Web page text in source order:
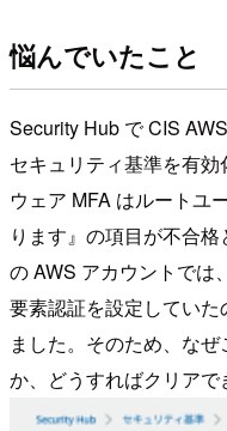
悩んでいたこと
Security Hub で CIS
セキュリティ基準を有
ウェア MFA はルートユ
ります』の項目が不合
の AWS アカウントでは
要素認証を設定してい
ました。そのため、な
か、どうすればクリアで